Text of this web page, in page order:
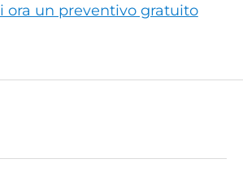
ora un preventivo gratuito